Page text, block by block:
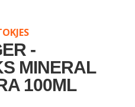
-
MINERAL
100ML